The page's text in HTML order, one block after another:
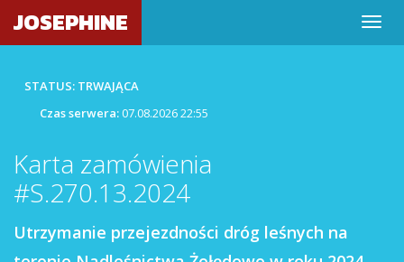
JOSEPHINE
STATUS: TRWAJĄCA
Czas serwera:07.08.2026 22:55
Karta zamówienia
#S.270.13.2024
Utrzymanie przejezdności dróg leśnych na